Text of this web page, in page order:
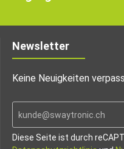
Newsletter
Keine Neuigkeiten
Diese Seite ist durch